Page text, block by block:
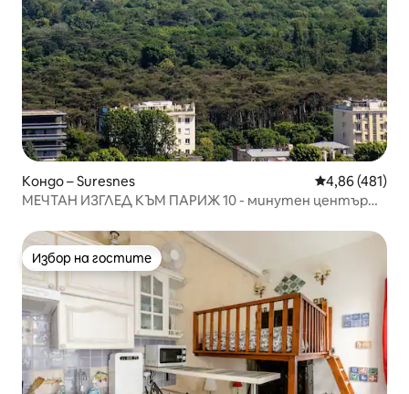
Кондо – Suresnes Средна
4,86 (481)
МЕЧТАН ИЗГЛЕД КЪМ ПАРИЖ 10 - минутен център
Избор на гостите
Избор на гостите